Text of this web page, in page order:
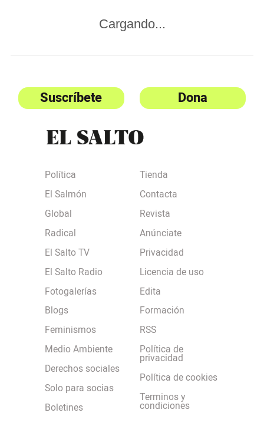
Cargando...
Suscríbete Dona
Política
El Salmón
Global
Radical
El Salto TV
El Salto Radio
Fotogalerías
Blogs
Feminismos
Medio Ambiente
Derechos sociales
Solo para socias
Boletines
Tienda
Contacta
Revista
Anúnciate
Privacidad
Licencia de uso
Edita
Formación
RSS
Política de
privacidad
Política de cookies
Terminos y
condiciones